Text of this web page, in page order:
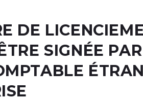
DE
SIGNÉE